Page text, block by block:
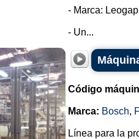
- Marca:
- Un...
Código
Marca: Bosch,
Línea para la